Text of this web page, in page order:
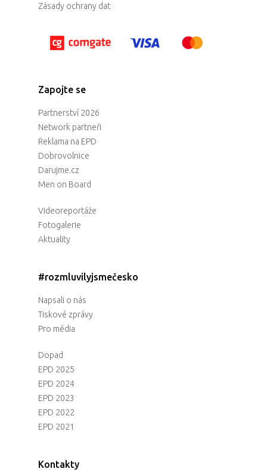
Zásady ochrany dat
Zapojte se
Partnerství 2026
Network partneři
Reklama na EPD
Dobrovolnice
Darujme.cz
Men on Board
Videoreportáže
Fotogalerie
Aktuality
#rozmluvilyjsmečesko
Napsali o nás
Tiskové zprávy
Pro média
Dopad
EPD 2025
EPD 2024
EPD 2023
EPD 2022
EPD 2021
Kontakty